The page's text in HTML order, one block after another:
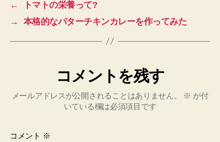
←
トマトの栄養って?
→
本格的なバターチキンカレーを作ってみた
コメントを残す
メールアドレスが公開されることはありません。 ※ が付
いている欄は必須項目です
コメント ※